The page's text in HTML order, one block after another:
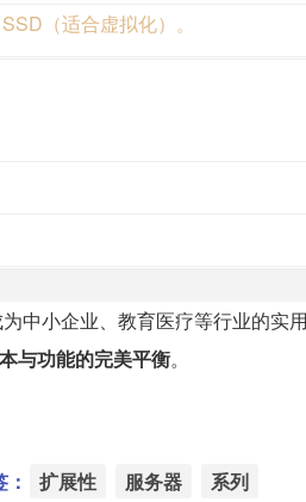
（适合虚拟化）。
中小企业、教育医疗等行业的实
与功能的完美平衡。
扩展性 服务器 系列